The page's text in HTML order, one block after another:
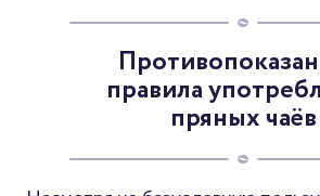
правила
пряных чаёв